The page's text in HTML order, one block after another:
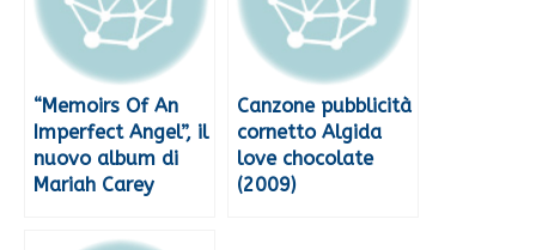
“Memoirs Of An
Imperfect Angel”, il
nuovo album di
Mariah Carey
Canzone pubblicità
cornetto Algida
love chocolate
(2009)